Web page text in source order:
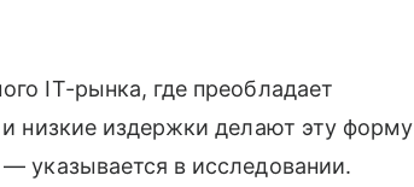
IT-рынка, где преобладает
низкие издержки делают эту форму
указывается в исследовании.